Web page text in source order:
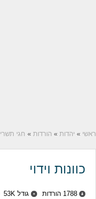
ראשי » יהדות » הורדות » חגי תשרי
כוונות וידוי
1788 הורדות גודל 53K